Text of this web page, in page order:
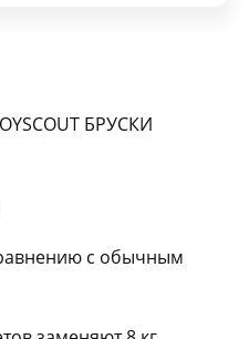
БРУСКИ
с обычным